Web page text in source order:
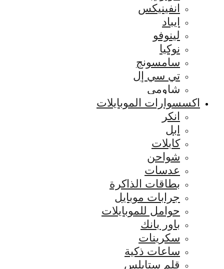
انفينيكس
ايباد
لينوفو
نوكيا
سامسونج
تي سي إل
شاومي
اكسسوارات الموبايلات
انكر
ابل
كابلات
شواحن
عدسات
بطاقات الذاكرة
جرابات موبايل
حوامل للموبايلات
باور بانك
سكرينات
ساعات ذكية
قلم ستايلس